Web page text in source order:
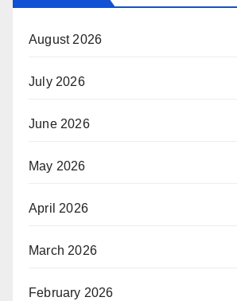
August 2026
July 2026
June 2026
May 2026
April 2026
March 2026
February 2026